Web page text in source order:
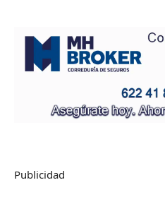
Publicidad